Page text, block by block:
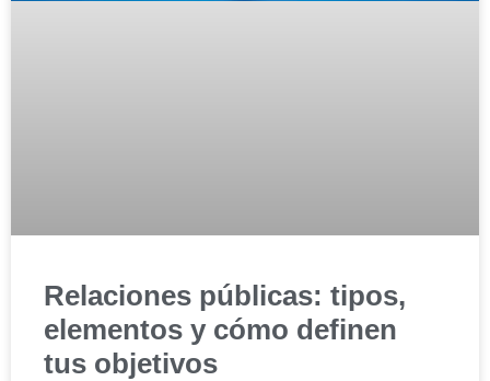
Relaciones públicas: tipos,
elementos y cómo definen
tus objetivos